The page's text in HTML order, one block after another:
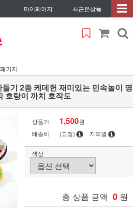
마이페이지 최근본상품
키지
기 2종 케데헌 재미있는 민속놀이 명
호랑이 까치 호작도
상품가 1,500원
배송비
(고정) 지역별
색상
총 상품 금액 0 원